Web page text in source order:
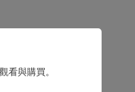
看與購買。